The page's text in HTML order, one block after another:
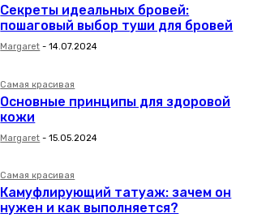
Секреты идеальных бровей:
пошаговый выбор туши для бровей
Margaret - 14.07.2024
Самая красивая
Основные принципы для здоровой
кожи
Margaret - 15.05.2024
Самая красивая
Камуфлирующий татуаж: зачем он
нужен и как выполняется?